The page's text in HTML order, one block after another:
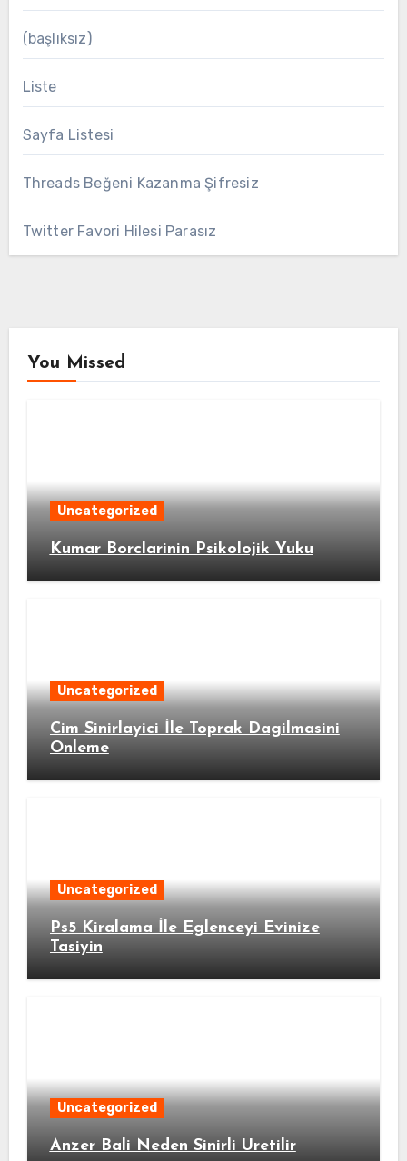
(başlıksız)
Liste
Sayfa Listesi
Threads Beğeni Kazanma Şifresiz
Twitter Favori Hilesi Parasız
You Missed
Uncategorized
Kumar Borclarinin Psikolojik Yuku
Uncategorized
Cim Sinirlayici İle Toprak Dagilmasini
Onleme
Uncategorized
Ps5 Kiralama İle Eglenceyi Evinize
Tasiyin
Uncategorized
Anzer Bali Neden Sinirli Uretilir